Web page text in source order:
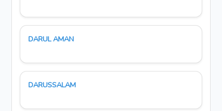
DARUL AMAN
DARUSSALAM